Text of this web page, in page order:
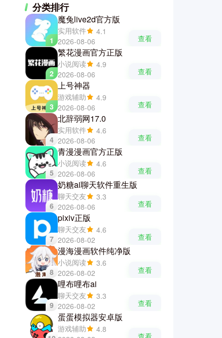
分类排行
1
魔兔live2d官方版
实用软件
4.1
2026-08-06
查看
2
繁花漫画官方正版
小说阅读
4.9
2026-08-06
查看
3
上号神器
游戏辅助
4.9
2026-08-06
查看
4
北辞弱网17.0
实用软件
4.6
2026-08-06
查看
5
青漫漫画官方正版
小说阅读
4.6
2026-08-06
查看
6
奶糖ai聊天软件重生版
聊天交友
3.3
2026-08-06
查看
7
pixiv正版
聊天交友
4.6
2026-08-02
查看
8
漫海漫画软件纯净版
小说阅读
3.6
2026-08-02
查看
9
哩布哩布ai
聊天交友
3.3
2026-08-02
查看
蛋蛋模拟器安卓版
游戏辅助
4.8
查看